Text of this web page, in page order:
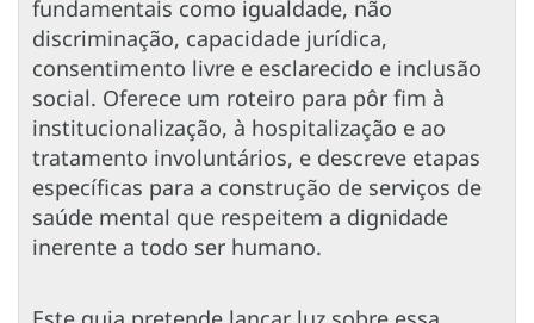
fundamentais como igualdade, não
discriminação, capacidade jurídica,
consentimento livre e esclarecido e inclusão
social. Oferece um roteiro para pôr fim à
institucionalização, à hospitalização e ao
tratamento involuntários, e descreve etapas
específicas para a construção de serviços de
saúde mental que respeitem a dignidade
inerente a todo ser humano.